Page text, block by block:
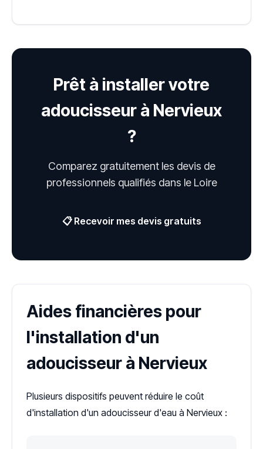
Prêt à installer votre
adoucisseur à Nervieux
?
Comparez gratuitement les devis de
professionnels qualifiés dans le Loire
📋 Recevoir mes devis gratuits
Aides financières pour
l'installation d'un
adoucisseur à Nervieux
Plusieurs dispositifs peuvent réduire le coût
d'installation d'un adoucisseur d'eau à Nervieux :